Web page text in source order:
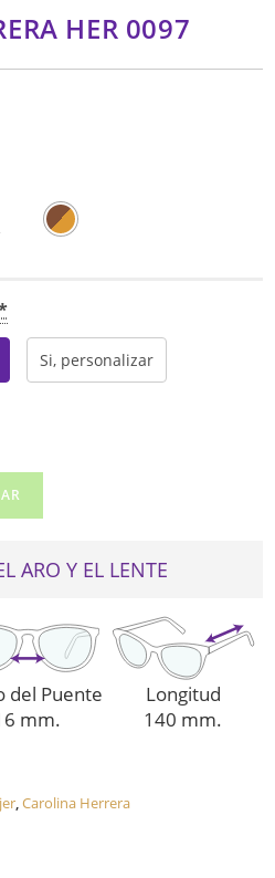
HER 0097
Si, personalizar
ARO Y EL LENTE
del Puente
mm.
Longitud
140 mm.
,Carolina Herrera